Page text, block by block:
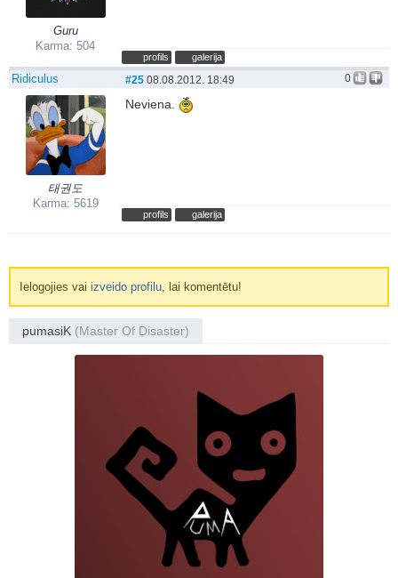
Guru
Karma: 504
profils galerija
Ridiculus
태권도
Karma: 5619
0
#25 08.08.2012. 18:49
Neviena.
profils galerija
Ielogojies vaiizveido profilu , lai komentētu!
pumasiK (Master Of Disaster)